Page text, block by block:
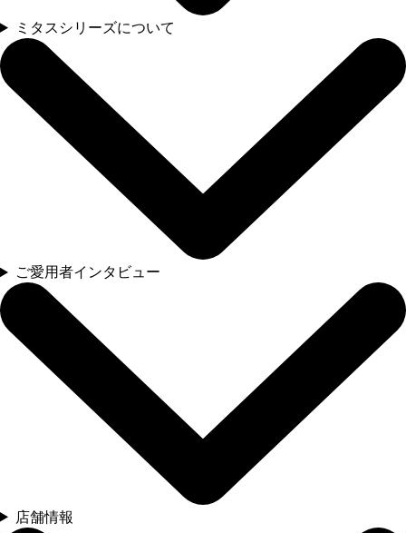
ミタスシリーズについて
ご愛用者インタビュー
店舗情報